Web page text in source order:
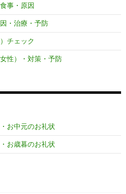
事・原因
・治療・予防
チェック
性）・対策・予防
お中元のお礼状
お歳暮のお礼状